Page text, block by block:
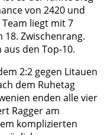
von 2420 und
liegt mit 7
18. Zwischenrang.
den Top-10.
2:2 gegen Litauen
dem Ruhetag
enden alle vier
Ragger am
komplizierten